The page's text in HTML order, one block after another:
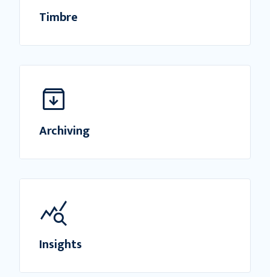
Timbre
Archiving
Insights